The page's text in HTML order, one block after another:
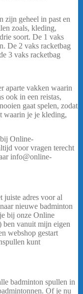
zijn geheel in past en
zoals, kleding,
soort. De 1 vaks
De 2 vaks racketbag
3 vaks racketbag
aparte vakken waarin
ook in een reistas,
gaat spelen, zodat
waarin je je kleding,
Online-
voor vragen terecht
info@online-
juiste adres voor al
nieuwe badminton
bij onze Online
vanuit mijn eigen
webshop gestart
kunt
badminton spullen in
Of je nu